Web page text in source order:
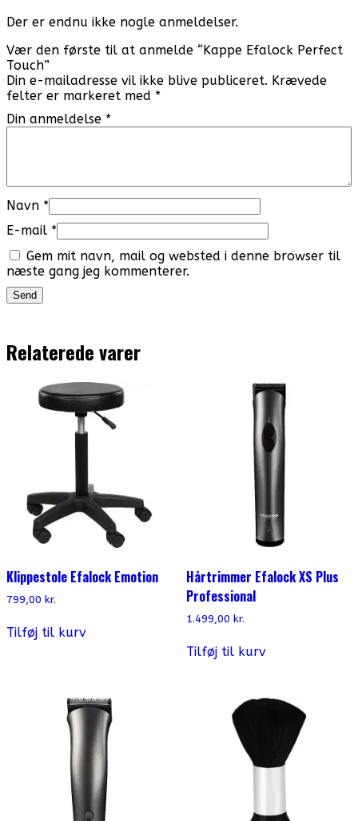
Der er endnu ikke nogle anmeldelser.
Vær den første til at anmelde “Kappe Efalock Perfect
Touch”
Din e-mailadresse vil ikke blive publiceret. Krævede
felter er markeret med *
Din anmeldelse *
Navn *
E-mail *
Gem mit navn, mail og websted i denne browser til
næste gang jeg kommenterer.
Relaterede varer
Klippestole Efalock Emotion
799,00 kr.
Tilføj til kurv
Hårtrimmer Efalock XS Plus
Professional
1.499,00 kr.
Tilføj til kurv